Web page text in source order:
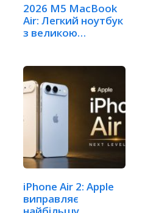
2026 M5 MacBook
Air: Легкий ноутбук
з великою
iPhone Air 2: Apple
виправляє